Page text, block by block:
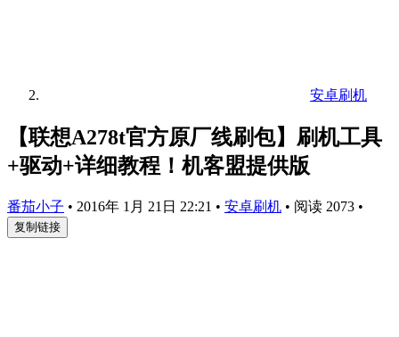
安卓刷机
【联想A278t官方原厂线刷包】刷机工具
+驱动+详细教程！机客盟提供版
番茄小子 • 2016年 1月 21日 22:21 • 安卓刷机 • 阅读 2073 •
复制链接